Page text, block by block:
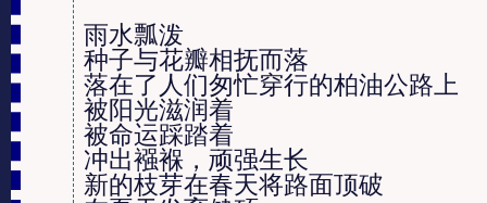
雨水瓢泼
种子与花瓣相抚而落
落在了人们匆忙穿行的柏油公路上
被阳光滋润着
被命运踩踏着
冲出襁褓，顽强生长
新的枝芽在春天将路面顶破